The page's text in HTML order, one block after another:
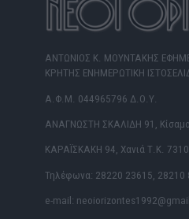
ΑΝΤΩΝΙΟΣ Κ. ΜΟΥΝΤΑΚΗΣ
ΚΡΗΤΗΣ ΕΝΗΜΕΡΩΤΙΚΗ
Α.Φ.Μ. 044965796 Δ.Ο.Υ.
ΑΝΑΓΝΩΣΤΗ ΣΚΑΛΙΔΗ 91,
ΚΑΡΑΪΣΚΑΚΗ 94, Χανιά Τ.Κ.
Τηλέφωνα: 28220 23615, 28210
e-mail: